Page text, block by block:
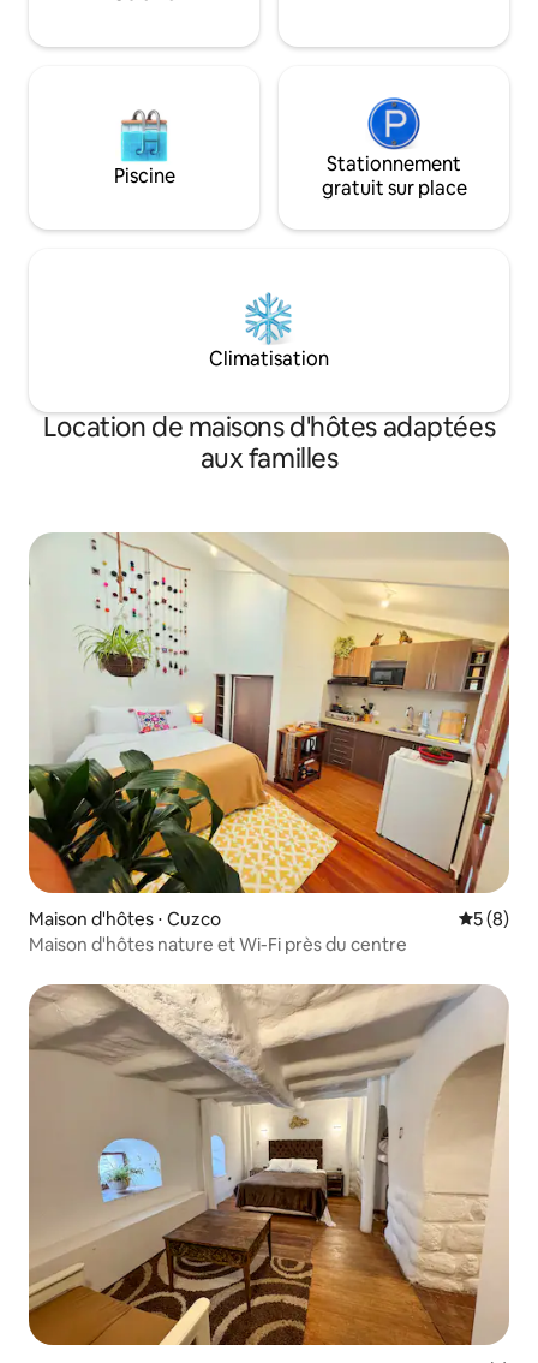
Piscine
Stationnement
gratuit sur place
Climatisation
Location de maisons d'hôtes adaptées
aux familles
Maison d'hôtes ⋅ Cuzco
5 (8)
Maison d'hôtes nature et Wi-Fi près du centre